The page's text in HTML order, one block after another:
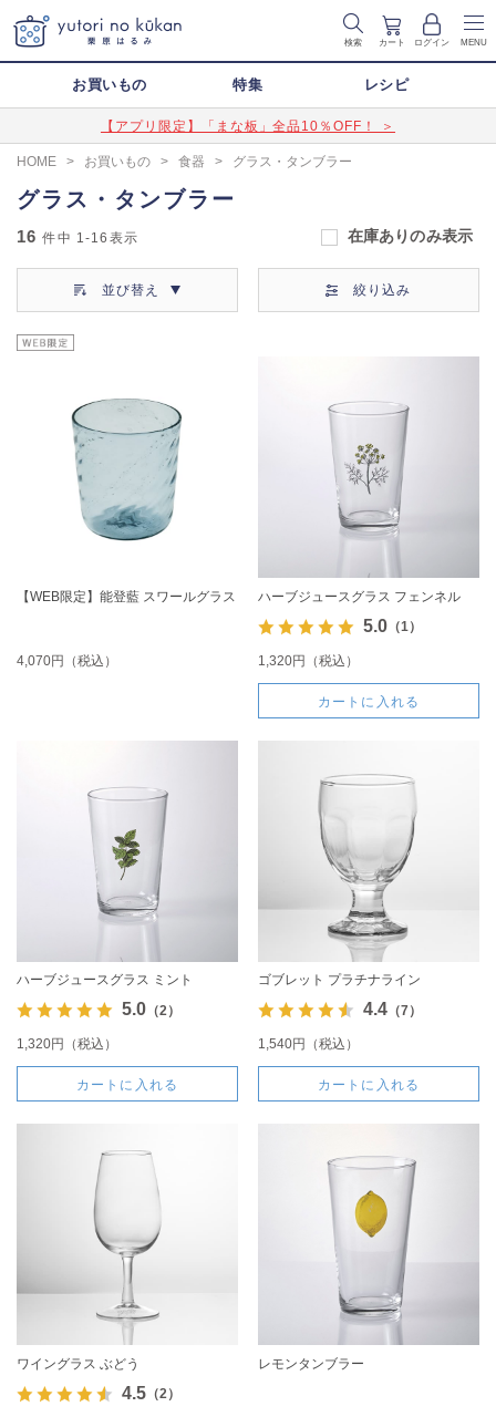
検索 カート ログイン MENU
お買いもの 特集 レシピ
【アプリ限定】「まな板」全品10％OFF！ ＞
HOME > お買いもの > 食器 > グラス・タンブラー
グラス・タンブラー
16 件中 1-16 表示 在庫ありのみ表示
並び替え 絞り込み
【WEB限定】能登藍 スワールグラス
4,070円（税込）
ハーブジュースグラス フェンネル
5.0（1）
1,320円（税込）
カートに入れる
ハーブジュースグラス ミント
5.0（2）
1,320円（税込）
カートに入れる
ゴブレット プラチナライン
4.4（7）
1,540円（税込）
カートに入れる
ワイングラス ぶどう
4.5（2）
レモンタンブラー